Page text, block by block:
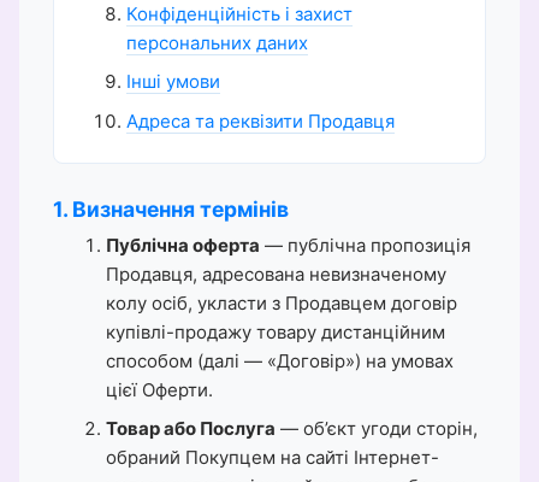
Конфіденційність і захист
персональних даних
Інші умови
Адреса та реквізити Продавця
1. Визначення термінів
Публічна оферта — публічна пропозиція
Продавця, адресована невизначеному
колу осіб, укласти з Продавцем договір
купівлі-продажу товару дистанційним
способом (далі — «Договір») на умовах
цієї Оферти.
Товар або Послуга — об’єкт угоди сторін,
обраний Покупцем на сайті Інтернет-